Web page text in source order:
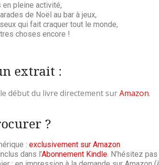
en pleine activité,
de Noël au bar à jeux,
qui fait craquer tout le monde,
choses encore !
extrait :
début du livre directement surAmazon.
?
: exclusivement sur Amazon
dans l’Abonnement Kindle. N’hésitez